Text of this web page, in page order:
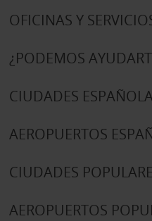
OFICINAS Y
¿PODEMOS
CIUDADES
AEROPUERTOS
CIUDADES
AEROPUERTOS